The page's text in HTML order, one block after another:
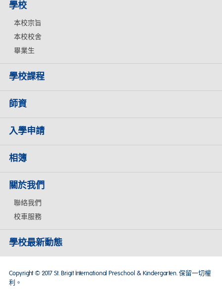
學校
本校宗旨
本校校舍
畢業生
學校課程
師資
入學申請
相簿
關於我們
聯絡我們
校車服務
學校最新動態
Copyright © 2017 St. Brigit International Preschool & Kindergarten. 保留一切權
利。